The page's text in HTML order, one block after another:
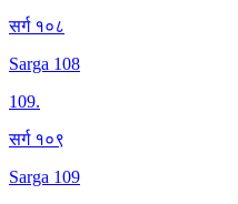
सर्ग १०८
Sarga 108
109.
सर्ग १०९
Sarga 109